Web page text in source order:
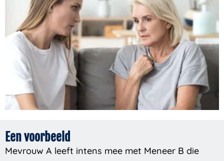
Een voorbeeld
Mevrouw A leeft intens mee met Meneer B die